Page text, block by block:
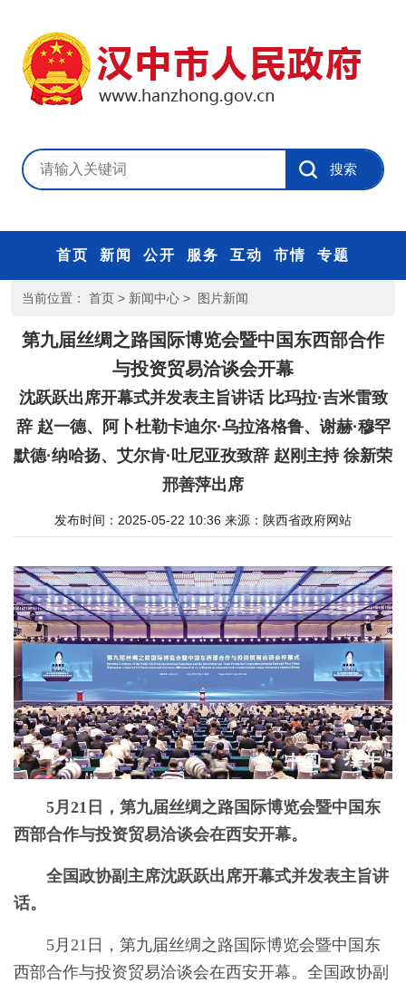
首页 新闻 公开 服务 互动 市情 专题
当前位置： 首页 > 新闻中心 > 图片新闻
第九届丝绸之路国际博览会暨中国东西部合作
与投资贸易洽谈会开幕
沈跃跃出席开幕式并发表主旨讲话 比玛拉·吉米雷致
辞 赵一德、阿卜杜勒卡迪尔·乌拉洛格鲁、谢赫·穆罕
默德·纳哈扬、艾尔肯·吐尼亚孜致辞 赵刚主持 徐新荣
邢善萍出席
发布时间：2025-05-22 10:36 来源： 陕西省政府网站
5月21日，第九届丝绸之路国际博览会暨中国东
西部合作与投资贸易洽谈会在西安开幕。
全国政协副主席沈跃跃出席开幕式并发表主旨讲
话。
5月21日，第九届丝绸之路国际博览会暨中国东
西部合作与投资贸易洽谈会在西安开幕。全国政协副